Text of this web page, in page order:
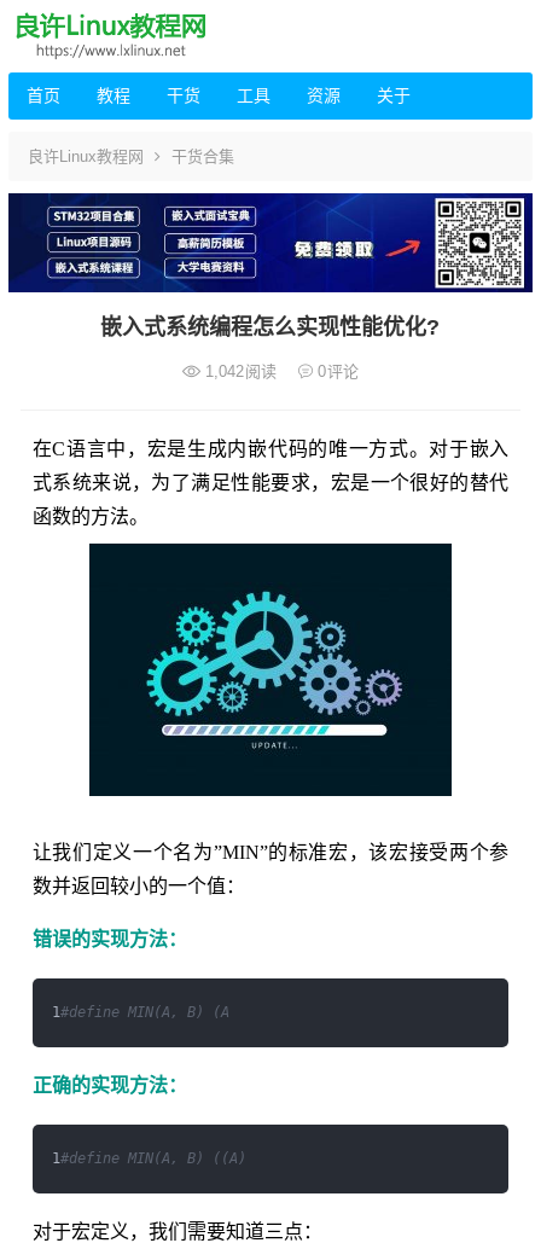
首页 教程 干货 工具 资源 关于
良许Linux教程网 干货合集
嵌入式系统编程怎么实现性能优化?
1,042阅读 0评论
在C语言中，宏是生成内嵌代码的唯一方式。对于嵌入
式系统来说，为了满足性能要求，宏是一个很好的替代
函数的方法。
让我们定义一个名为”MIN”的标准宏，该宏接受两个参
数并返回较小的一个值：
错误的实现方法：
1
正确的实现方法：
1
对于宏定义，我们需要知道三点：